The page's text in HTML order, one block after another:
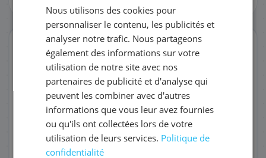
(HLL3220CWERE1)
Éco-certifié
RÉFÉRENCE DU PRODUIT
FRÉQUENCE
QUANTITÉ PAR LIVRAISON
DATE DE PREMIÈRE LIVRAISON SOUHAITÉE
Nous utilisons des cookies pour
personnaliser le contenu, les publicités et
analyser notre trafic. Nous partageons
également des informations sur votre
utilisation de notre site avec nos
partenaires de publicité et d'analyse qui
peuvent les combiner avec d'autres
informations que vous leur avez fournies
ou qu'ils ont collectées lors de votre
utilisation de leurs services. Politique de
confidentialité